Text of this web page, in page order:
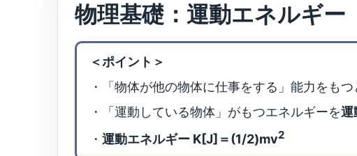
物理基礎：運動エネルギー
＜ポイント＞
・「物体が他の物体に仕事をする」能力をもつ
・「運動している物体」がもつエネルギーを運
・ 運動エネルギー K[J]＝(1/2)mv2